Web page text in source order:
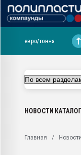
ближайшее подмосковье,
Подмосковье, Москва
первый план в
28.07.2026 "Технониколь"
евро/тонна
НОВОСТИ
Главная Новости